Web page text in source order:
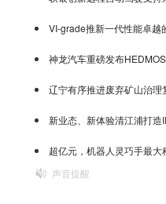
VI-grade推新一代性能卓越
神龙汽车重磅发布
辽宁有序推进废弃矿山治理
新业态、新体验清江浦打造
超亿元，机器人灵巧手最大
声音提醒